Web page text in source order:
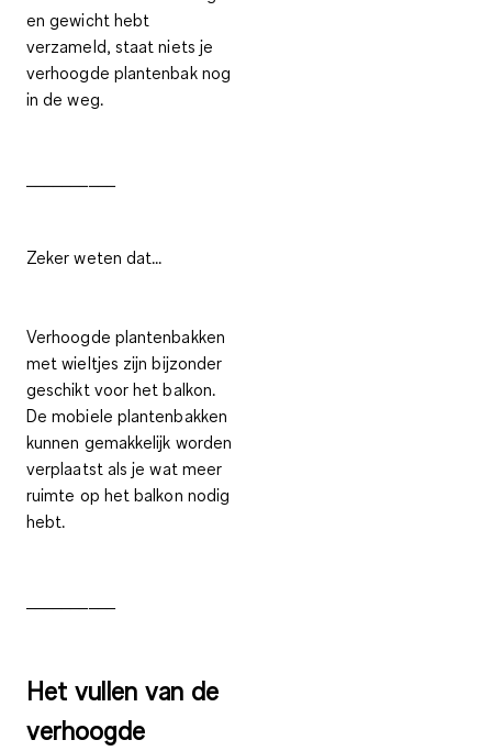
en gewicht hebt
verzameld, staat niets je
verhoogde plantenbak nog
in de weg.
Zeker weten dat...
Verhoogde plantenbakken
met wieltjes zijn bijzonder
geschikt voor het balkon.
De mobiele plantenbakken
kunnen gemakkelijk worden
verplaatst als je wat meer
ruimte op het balkon nodig
hebt.
Het vullen van de
verhoogde